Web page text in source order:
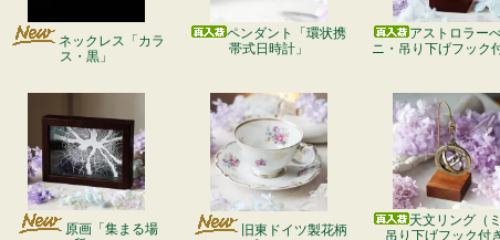
ネックレス「カラ
ス・黒」
ペンダント「環状携
帯式日時計」
アストロラー
ニ・吊り下げフック
原画「集まる場
旧東ドイツ製花柄
天文リング（
吊り下げフック付